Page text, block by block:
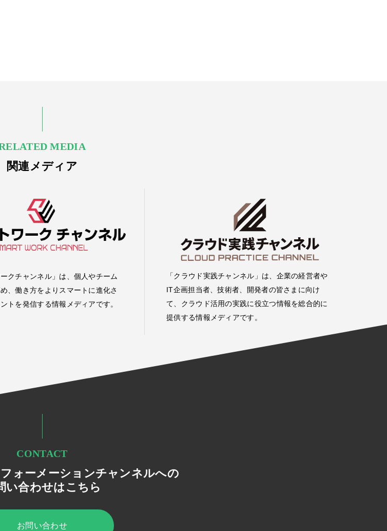
MEDIA
関連メディア
ークチャンネル」は、個人やチーム
、働き方をよりスマートに進化さ
トを発信する情報メディアです。
「クラウド実践チャンネル」は、企業の経営者や
IT企画担当者、技術者、開発者の皆さまに向け
て、クラウド活用の実践に役立つ情報を総合的に
提供する情報メディアです。
CONTACT
ォーメーションチャンネルへの
い合わせはこちら
お問い合わせ